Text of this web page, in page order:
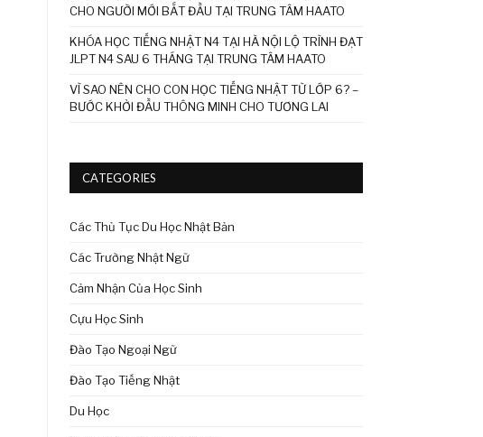
CHO NGƯỜI MỚI BẮT ĐẦU TẠI TRUNG TÂM HAATO
KHÓA HỌC TIẾNG NHẬT N4 TẠI HÀ NỘI LỘ TRÌNH ĐẠT
JLPT N4 SAU 6 THÁNG TẠI TRUNG TÂM HAATO
VÌ SAO NÊN CHO CON HỌC TIẾNG NHẬT TỪ LỚP 6? –
BƯỚC KHỞI ĐẦU THÔNG MINH CHO TƯƠNG LAI
CATEGORIES
Các Thủ Tục Du Học Nhật Bản
Các Trường Nhật Ngữ
Cảm Nhận Của Học Sinh
Cựu Học Sinh
Đào Tạo Ngoại Ngữ
Đào Tạo Tiếng Nhật
Du Học